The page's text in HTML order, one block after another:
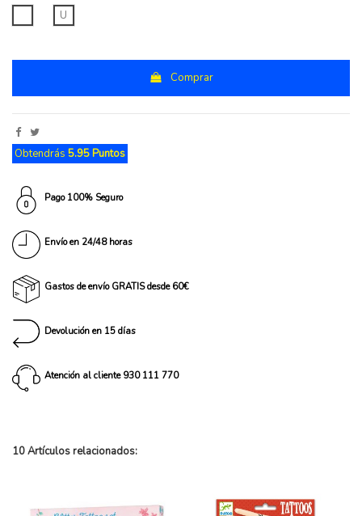
U
Comprar
Obtendrás 5.95 Puntos
Pago 100% Seguro
Envío en 24/48 horas
Gastos de envío GRATIS desde 60€
Devolución en 15 días
Atención al cliente 930 111 770
10 Artículos relacionados: